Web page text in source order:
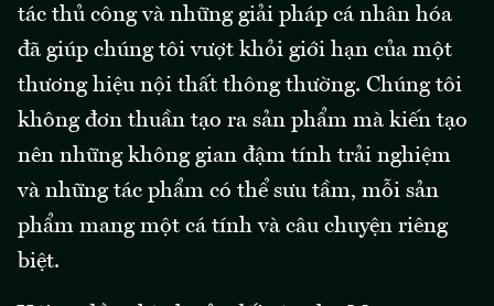
tác thủ công và những giải pháp cá nhân hóa
đã giúp chúng tôi vượt khỏi giới hạn của một
thương hiệu nội thất thông thường. Chúng tôi
không đơn thuần tạo ra sản phẩm mà kiến tạo
nên những không gian đậm tính trải nghiệm
và những tác phẩm có thể sưu tầm, mỗi sản
phẩm mang một cá tính và câu chuyện riêng
biệt.